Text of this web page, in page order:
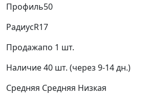
Профиль50
РадиусR17
Продажапо 1 шт.
Наличие40 шт. (через 9-14 дн.)
Средняя Средняя Низкая